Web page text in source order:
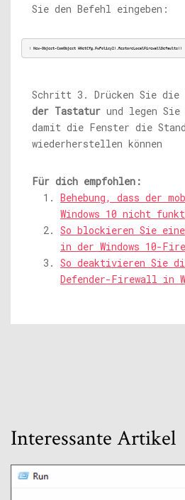
Sie den Befehl eingeben:
( New-Object-ComObject HNetCfg.FwPolicy2).RestoreLocalFirewallDefaults()
Schritt 3. Drücken Sie die
der Tastatur und legen
damit die Fenster die
wiederherstellen können
Für dich empfohlen:
Behebung, dass der
Windows 10 nicht
So blockieren Sie
in der Windows 10-
So deaktivieren Sie
Defender-Firewall in
Interessante Artikel